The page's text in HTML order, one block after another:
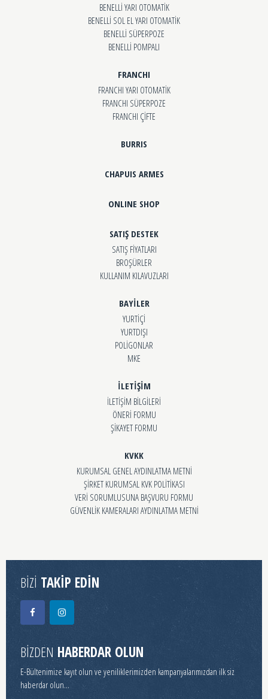
BENELLİ YARI OTOMATİK
BENELLİ SOL EL YARI OTOMATİK
BENELLİ SÜPERPOZE
BENELLİ POMPALI
FRANCHI
FRANCHI YARI OTOMATİK
FRANCHI SÜPERPOZE
FRANCHI ÇİFTE
BURRIS
CHAPUIS ARMES
ONLINE SHOP
SATIŞ DESTEK
SATIŞ FİYATLARI
BROŞÜRLER
KULLANIM KILAVUZLARI
BAYİLER
YURTİÇİ
YURTDIŞI
POLİGONLAR
MKE
İLETİŞİM
İLETİŞİM BİLGİLERİ
ÖNERİ FORMU
ŞİKAYET FORMU
KVKK
KURUMSAL GENEL AYDINLATMA METNİ
ŞİRKET KURUMSAL KVK POLİTİKASI
VERİ SORUMLUSUNA BAŞVURU FORMU
GÜVENLİK KAMERALARI AYDINLATMA METNİ
BİZİ TAKİP EDİN
BİZDEN HABERDAR OLUN
E-Bültenimize kayıt olun ve yeniliklerimizden kampanyalarımızdan ilk siz
haberdar olun...